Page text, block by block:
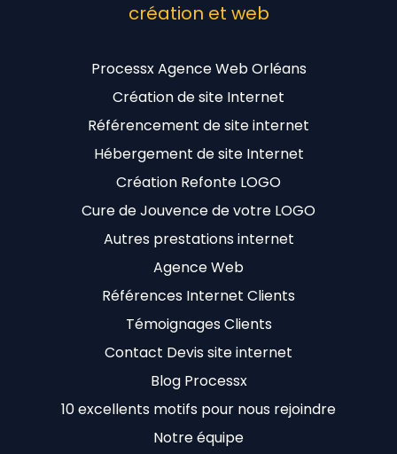
création et web
Processx Agence Web Orléans
Création de site Internet
Référencement de site internet
Hébergement de site Internet
Création Refonte LOGO
Cure de Jouvence de votre LOGO
Autres prestations internet
Agence Web
Références Internet Clients
Témoignages Clients
Contact Devis site internet
Blog Processx
10 excellents motifs pour nous rejoindre
Notre équipe